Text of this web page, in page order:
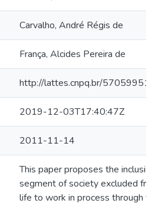
Carvalho, André Régis de
França, Alcides Pereira de
http://lattes.cnpq.br/
2019-12-03T17:40:47Z
2011-11-14
This paper proposes the
segment of society excluded
life to work in process through